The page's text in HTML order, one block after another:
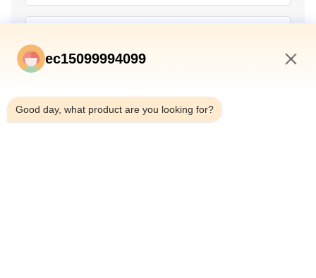
ec15099994099
Good day, what product are you looking for?